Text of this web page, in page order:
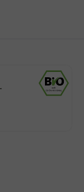
der biologischen
arbeiten.